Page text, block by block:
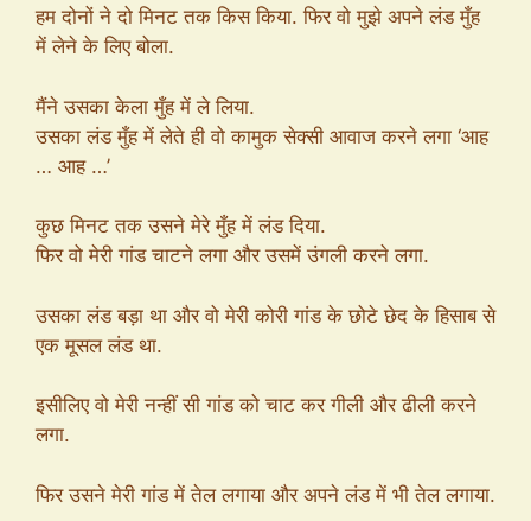
हम दोनों ने दो मिनट तक किस किया. फिर वो मुझे अपने लंड मुँह
में लेने के लिए बोला.
मैंने उसका केला मुँह में ले लिया.
उसका लंड मुँह में लेते ही वो कामुक सेक्सी आवाज करने लगा ‘आह
… आह …’
कुछ मिनट तक उसने मेरे मुँह में लंड दिया.
फिर वो मेरी गांड चाटने लगा और उसमें उंगली करने लगा.
उसका लंड बड़ा था और वो मेरी कोरी गांड के छोटे छेद के हिसाब से
एक मूसल लंड था.
इसीलिए वो मेरी नन्हीं सी गांड को चाट कर गीली और ढीली करने
लगा.
फिर उसने मेरी गांड में तेल लगाया और अपने लंड में भी तेल लगाया.